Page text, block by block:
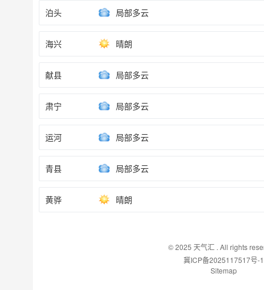
泊头 局部多云
海兴 晴朗
献县 局部多云
肃宁 局部多云
运河 局部多云
青县 局部多云
黄骅 晴朗
© 2025 天气汇. All rights
冀ICP备2025117517号-1
Sitemap